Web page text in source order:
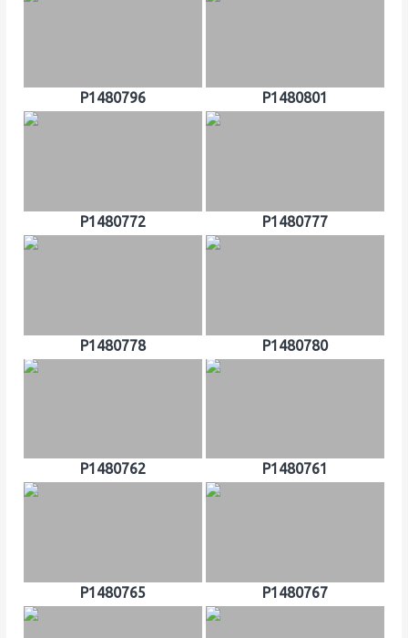
P1480796 P1480801
P1480772 P1480777
P1480778 P1480780
P1480762 P1480761
P1480765 P1480767